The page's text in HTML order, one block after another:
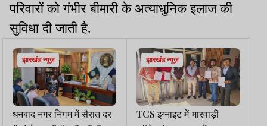
परिवारों को गंभीर बीमारी के अत्याधुनिक इलाज की
सुविधा दी जाती है.
झारखंड न्यूज़
धनबाद नगर निगम में सैरात दर
झारखंड न्यूज़
TCS इग्नाइट में मारवाड़ी